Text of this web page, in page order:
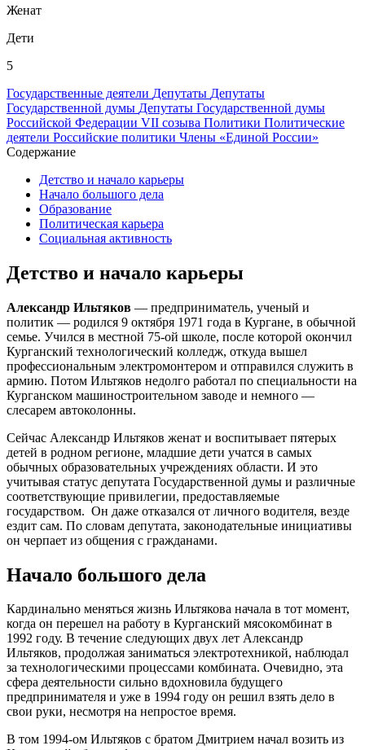
Женат
Дети
5
Государственные деятели Депутаты Депутаты
Государственной думы Депутаты Государственной думы
Российской Федерации VII созыва Политики Политические
деятели Российские политики Члены «Единой России»
Содержание
Детство и начало карьеры
Начало большого дела
Образование
Политическая карьера
Социальная активность
Детство и начало карьеры
Александр Ильтяков — предприниматель, ученый и
политик — родился 9 октября 1971 года в Кургане, в обычной
семье. Учился в местной 75-ой школе, после которой окончил
Курганский технологический колледж, откуда вышел
профессиональным электромонтером и отправился служить в
армию. Потом Ильтяков недолго работал по специальности на
Курганском машиностроительном заводе и немного —
слесарем автоколонны.
Сейчас Александр Ильтяков женат и воспитывает пятерых
детей в родном регионе, младшие дети учатся в самых
обычных образовательных учреждениях области. И это
учитывая статус депутата Государственной думы и различные
соответствующие привилегии, предоставляемые
государством. Он даже отказался от личного водителя, везде
ездит сам. По словам депутата, законодательные инициативы
он черпает из общения с гражданами.
Начало большого дела
Кардинально меняться жизнь Ильтякова начала в тот момент,
когда он перешел на работу в Курганский мясокомбинат в
1992 году. В течение следующих двух лет Александр
Ильтяков, продолжая заниматься электротехникой, наблюдал
за технологическими процессами комбината. Очевидно, эта
сфера деятельности сильно вдохновила будущего
предпринимателя и уже в 1994 году он решил взять дело в
свои руки, несмотря на непростое время.
В том 1994-ом Ильтяков с братом Дмитрием начал возить из